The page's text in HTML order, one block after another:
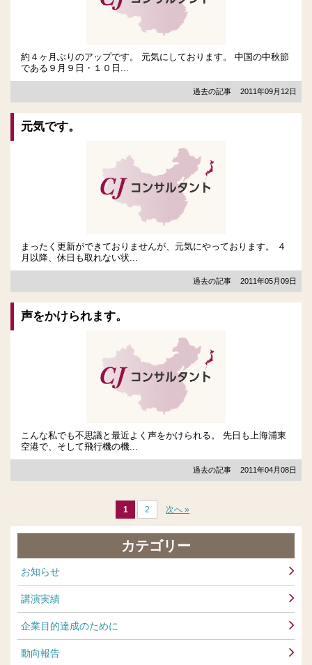
約４ヶ月ぶりのアップです。 元気にしております。 中国の中秋節
である９月９日・１０日...
過去の記事 2011年09月12日
元気です。
まったく更新ができておりませんが、元気にやっております。 ４
月以降、休日も取れない状...
過去の記事 2011年05月09日
声をかけられます。
こんな私でも不思議と最近よく声をかけられる。 先日も上海浦東
空港で、そして飛行機の機...
過去の記事 2011年04月08日
1 2 次へ »
カテゴリー
お知らせ
講演実績
企業目的達成のために
動向報告